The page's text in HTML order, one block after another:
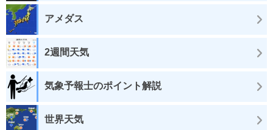
アメダス
2週間天気
気象予報士のポイント解説
世界天気